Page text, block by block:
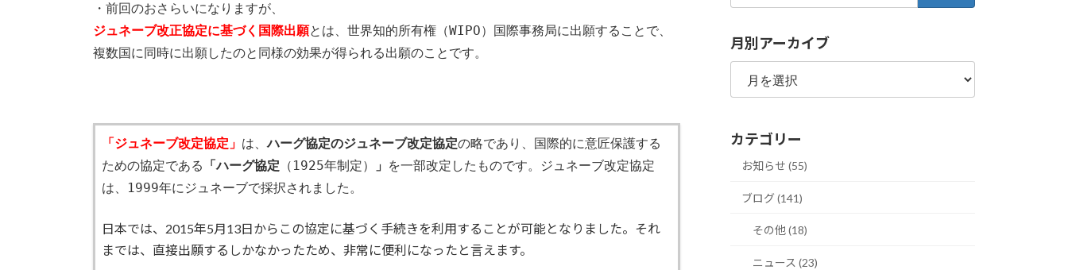
・前回のおさらいになりますが、
ジュネーブ改正協定に基づく国際出願とは、世界知的所有権（WIPO）国際事務局に出願することで、
複数国に同時に出願したのと同様の効果が得られる出願のことです。
「ジュネーブ改定協定」 は、ハーグ協定のジュネーブ改定協定の略であり、国際的に意匠保護する
ための協定である 「ハーグ協定 （1925年制定） 」 を一部改定したものです。ジュネーブ改定協定
は、1999年にジュネーブで採択されました。
日本では、2015年5月13日からこの協定に基づく手続きを利用することが可能となりました。それ
までは、直接出願するしかなかったため、非常に便利になったと言えます。
月別アーカイブ
月
ア
カ
カテゴリー
お知らせ (55)
ブログ (141)
その他 (18)
ニュース (23)